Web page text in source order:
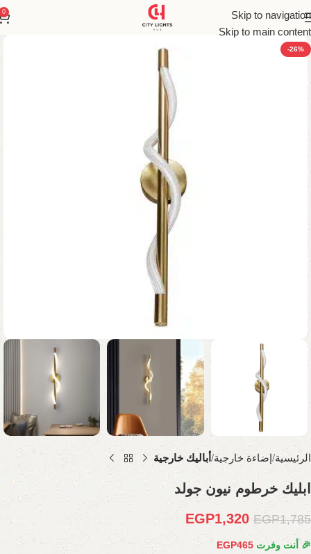
Skip to navigation
Skip to main content
0
-26%
الرئيسية إضاءة خارجية أباليك خارجية
ابليك خرطوم نيون جولد
EGP1,785
EGP1,320
🎉 أنت وفرت EGP465